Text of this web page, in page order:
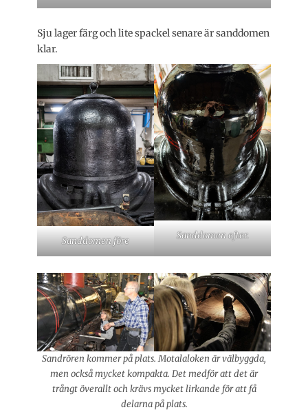
Sju lager färg och lite spackel senare är sanddomen
klar.
Sanddomen före Sanddomen efter.
Sandrören kommer på plats. Motalaloken är välbyggda,
men också mycket kompakta. Det medför att det är
trångt överallt och krävs mycket lirkande för att få
delarna på plats.